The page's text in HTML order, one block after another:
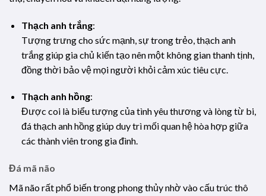
Thạch anh trắng:
Tượng trưng cho sức mạnh, sự trong trẻo, thạch anh
trắng giúp gia chủ kiến tạo nên một không gian thanh tịnh,
đồng thời bảo vệ mọi người khỏi cảm xúc tiêu cực.
Thạch anh hồng:
Được coi là biểu tượng của tình yêu thương và lòng từ bi,
đá thạch anh hồng giúp duy trì mối quan hệ hòa hợp giữa
các thành viên trong gia đình.
Đá mã não
Mã não rất phổ biến trong phong thủy nhờ vào cấu trúc thô